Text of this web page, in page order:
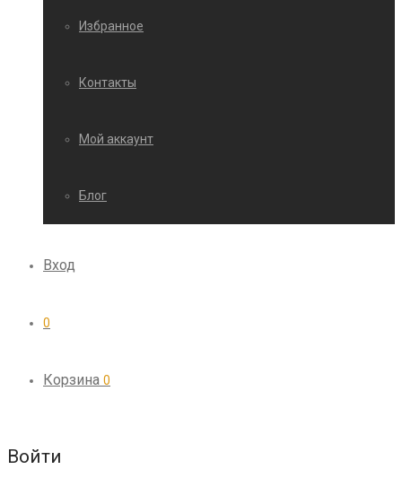
Избранное
Контакты
Мой аккаунт
Блог
Вход
0
Корзина 0
Войти